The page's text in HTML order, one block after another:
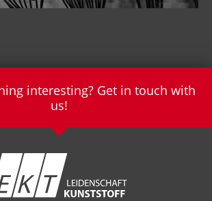
interesting? Get in touch with
us!